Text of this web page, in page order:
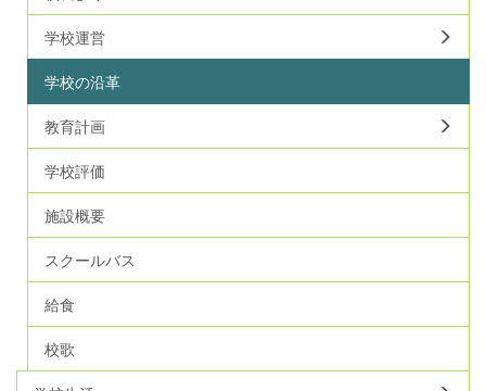
学校運営
学校の沿革
教育計画
学校評価
施設概要
スクールバス
給食
校歌